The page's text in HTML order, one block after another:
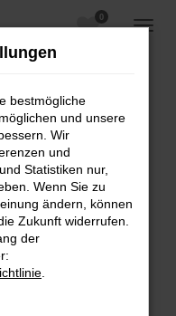
0
helfen können:
deine
Beispiel deine
bestmögliche
und unsere
Wir
und
Statistiken nur,
Wenn Sie zu
ändern, können
Zukunft widerrufen.
der